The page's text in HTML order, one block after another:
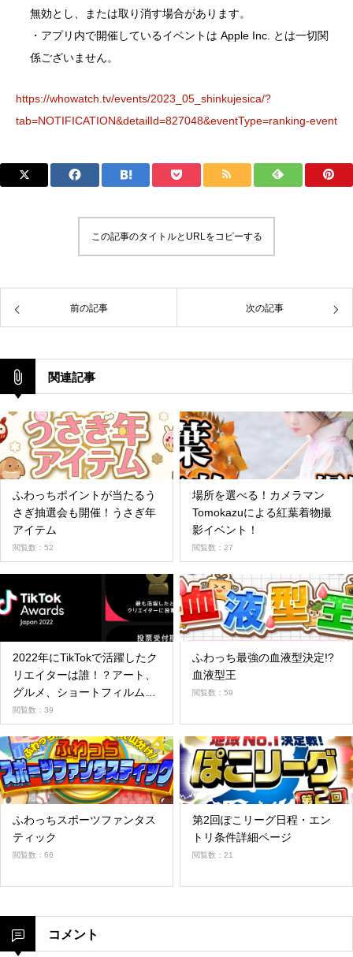
無効とし、または取り消す場合があります。
・アプリ内で開催しているイベントは Apple Inc. とは一切関
係ございません。
https://whowatch.tv/events/2023_05_shinkujesica/?
tab=NOTIFICATION&detailId=827048&eventType=ranking-event
この記事のタイトルとURLをコピーする
前の記事 次の記事
関連記事
ふわっちポイントが当たるう
さぎ抽選会も開催！うさぎ年
アイテム
閲覧数：52
場所を選べる！カメラマン
Tomokazuによる紅葉着物撮
影イベント！
閲覧数：27
2022年にTikTokで活躍したク
リエイターは誰！？アート、
グルメ、ショートフィルム
等、様々な部門で「oo
Creator of the Year」を決め
る投票受付が開始！ノミネー
ト69組を発表！￼
閲覧数：39
ふわっち最強の血液型決定!?
血液型王
閲覧数：59
ふわっちスポーツファンタス
ティック
閲覧数：66
第2回ぽこリーグ日程・エン
トリ条件詳細ページ
閲覧数：21
コメント